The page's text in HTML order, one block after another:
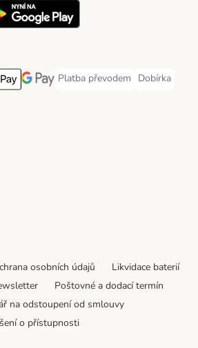
Method
Method
pay Payment Method
Google Pay Payment Method
Platba převodem
Platba převodem Payment
Dobírka
Dobírka
Method
Method
osobních údajů
Likvidace baterií
Poštovné a dodací termín
na odstoupení od smlouvy
o přístupnosti